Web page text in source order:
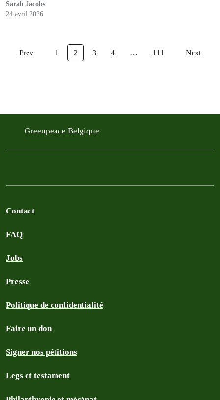
Sarah Jacobs
24 avril 2026
Prev 1 2 3 4 … 111 Next
Greenpeace Belgique
Contact
FAQ
Jobs
Presse
Politique de confidentialité
Faire un don
Signer nos pétitions
Legs et testament